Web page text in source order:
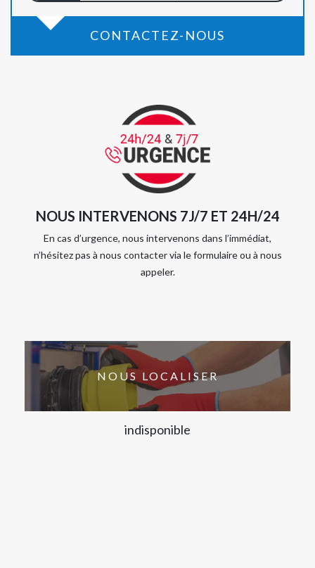
CONTACTEZ-NOUS
NOUS INTERVENONS 7J/7 ET 24H/24
En cas d’urgence, nous intervenons dans l’immédiat,
n’hésitez pas à nous contacter via le formulaire ou à nous
appeler.
NOUS LOCALISER
indisponible